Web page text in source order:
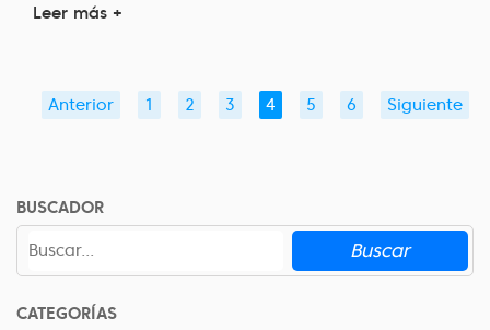
Leer más +
Anterior 1 2 3 4 5 6 Siguiente
BUSCADOR
Buscar
CATEGORÍAS